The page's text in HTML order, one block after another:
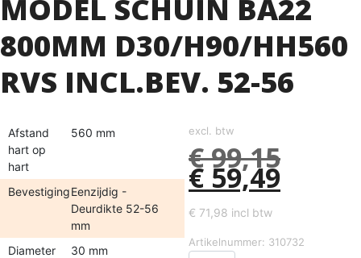
MODEL SCHUIN BA22
800MM D30/H90/HH560
RVS INCL.BEV. 52-56
Afstand
hart op
hart
560 mm
BevestigingEenzijdig -
Deurdikte 52-56
mm
Diameter
30 mm
excl. btw
€99,15
€ 59,49
€ 71,98 incl btw
Artikelnummer: 310732